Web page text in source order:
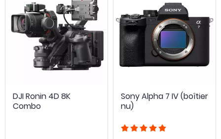
DJI Ronin 4D 8K
Combo
Sony Alpha 7 IV (boîtier
nu)